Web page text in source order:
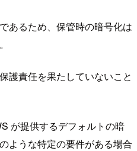
あるため、保管時の暗号化は
護責任を果たしていないこと
が提供するデフォルトの暗
ような特定の要件がある場合